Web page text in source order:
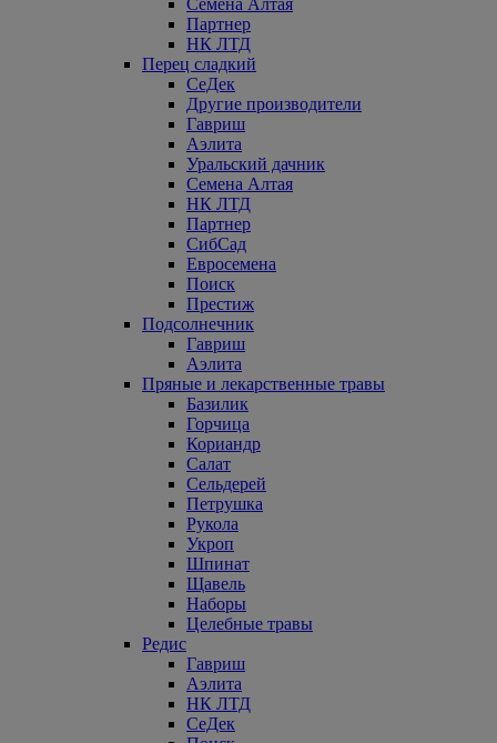
Семена Алтая
Партнер
НК ЛТД
Перец сладкий
СеДек
Другие производители
Гавриш
Аэлита
Уральский дачник
Семена Алтая
НК ЛТД
Партнер
СибСад
Евросемена
Поиск
Престиж
Подсолнечник
Гавриш
Аэлита
Пряные и лекарственные травы
Базилик
Горчица
Кориандр
Салат
Сельдерей
Петрушка
Рукола
Укроп
Шпинат
Щавель
Наборы
Целебные травы
Редис
Гавриш
Аэлита
НК ЛТД
СеДек